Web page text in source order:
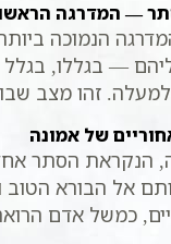
— המדרגה
הנמוכה
— בגללו, בגלל
זהו מצב
של אמונה
הנקראת הסתר
אל הבורא הטוב
כמשל אדם